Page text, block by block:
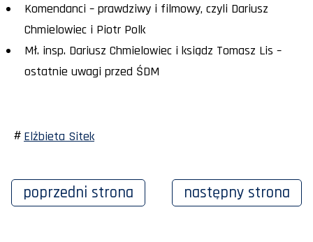
Komendanci – prawdziwy i filmowy, czyli Dariusz
Chmielowiec i Piotr Polk
Mł. insp. Dariusz Chmielowiec i ksiądz Tomasz Lis –
ostatnie uwagi przed ŚDM
Elżbieta Sitek
poprzedni strona następny strona